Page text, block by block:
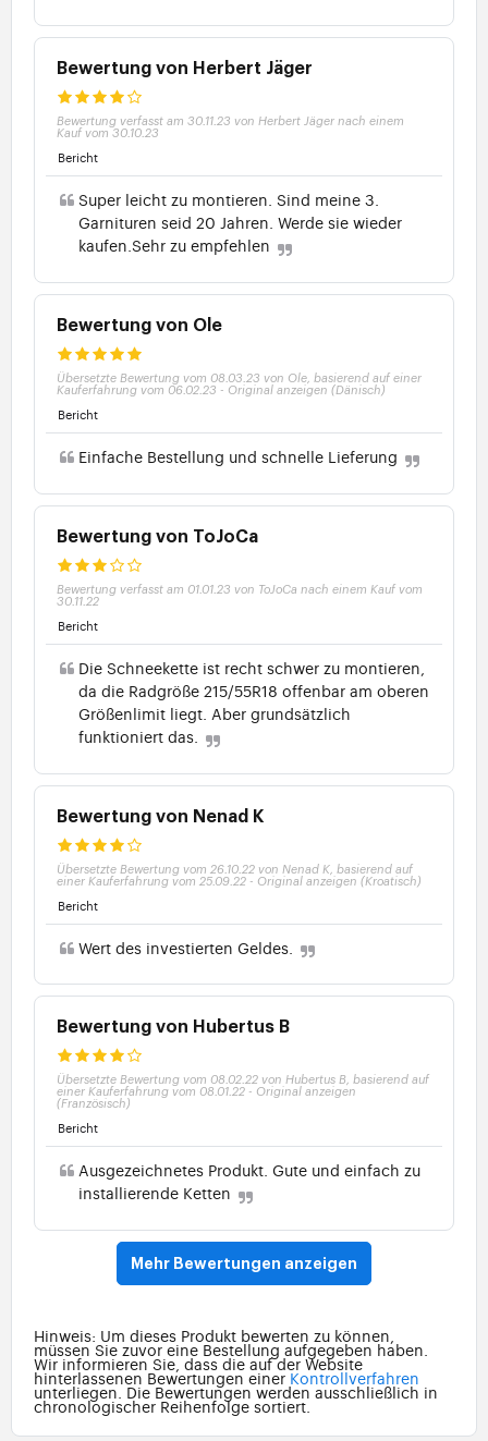
Bewertung von Herbert Jäger
Bewertung verfasst am 30.11.23 von Herbert Jäger nach einem
Kauf vom 30.10.23
Bericht
Super leicht zu montieren. Sind meine 3.
Garnituren seid 20 Jahren. Werde sie wieder
kaufen.Sehr zu empfehlen
Bewertung von Ole
Übersetzte Bewertung vom 08.03.23 von Ole, basierend auf einer
Kauferfahrung vom 06.02.23 - Original anzeigen (Dänisch)
Bericht
Einfache Bestellung und schnelle Lieferung
Bewertung von ToJoCa
Bewertung verfasst am 01.01.23 von ToJoCa nach einem Kauf vom
30.11.22
Bericht
Die Schneekette ist recht schwer zu montieren,
da die Radgröße 215/55R18 offenbar am oberen
Größenlimit liegt. Aber grundsätzlich
funktioniert das.
Bewertung von Nenad K
Übersetzte Bewertung vom 26.10.22 von Nenad K, basierend auf
einer Kauferfahrung vom 25.09.22 - Original anzeigen (Kroatisch)
Bericht
Wert des investierten Geldes.
Bewertung von Hubertus B
Übersetzte Bewertung vom 08.02.22 von Hubertus B, basierend auf
einer Kauferfahrung vom 08.01.22 - Original anzeigen
(Französisch)
Bericht
Ausgezeichnetes Produkt. Gute und einfach zu
installierende Ketten
Mehr Bewertungen anzeigen
Hinweis: Um dieses Produkt bewerten zu können,
müssen Sie zuvor eine Bestellung aufgegeben haben.
Wir informieren Sie, dass die auf der Website
hinterlassenen Bewertungen einer Kontrollverfahren
unterliegen. Die Bewertungen werden ausschließlich in
chronologischer Reihenfolge sortiert.